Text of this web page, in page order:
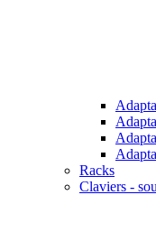
Racks
Claviers -